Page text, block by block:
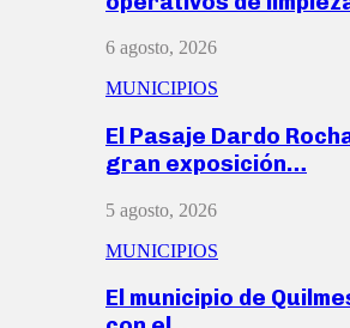
6 agosto, 2026
MUNICIPIOS
El Pasaje Dardo
gran exposición…
5 agosto, 2026
MUNICIPIOS
El municipio de